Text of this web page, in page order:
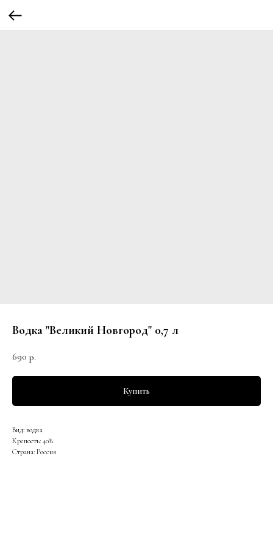
Водка "Великий Новгород" 0,7 л
690 р.
Купить
Вид: водка
Крепость: 40%
Страна: Россия